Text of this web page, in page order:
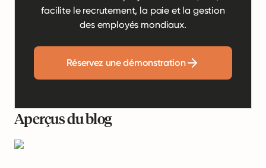
facilite le recrutement, la paie et la gestion
des employés mondiaux.
Réservez une démonstration
Aperçus du blog